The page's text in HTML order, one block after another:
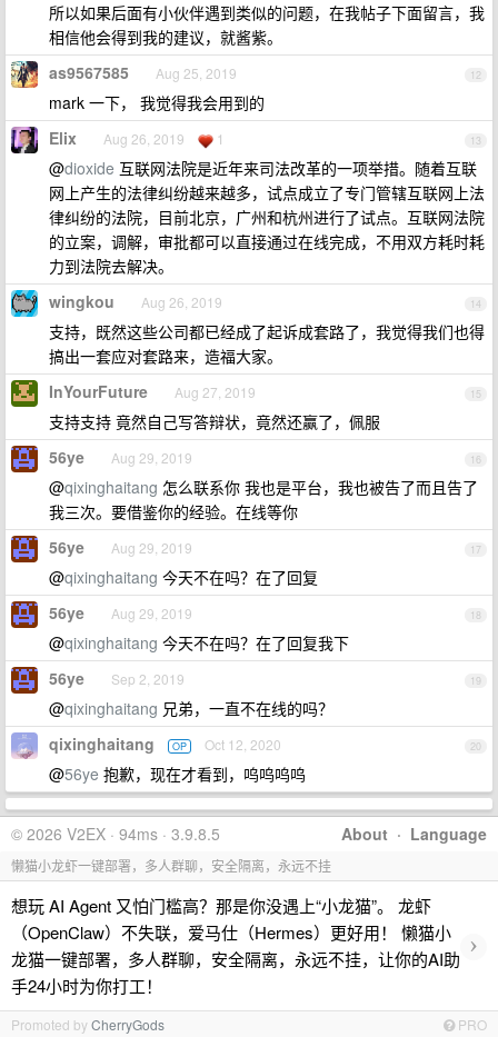
所以如果后面有小伙伴遇到类似的问题，在我帖子下面留言，我
相信他会得到我的建议，就酱紫。
12
as9567585 Aug 25, 2019
mark 一下， 我觉得我会用到的
13
Elix Aug 26, 2019 1
@dioxide 互联网法院是近年来司法改革的一项举措。随着互联
网上产生的法律纠纷越来越多，试点成立了专门管辖互联网上法
律纠纷的法院，目前北京，广州和杭州进行了试点。互联网法院
的立案，调解，审批都可以直接通过在线完成，不用双方耗时耗
力到法院去解决。
14
wingkou Aug 26, 2019
支持，既然这些公司都已经成了起诉成套路了，我觉得我们也得
搞出一套应对套路来，造福大家。
15
InYourFuture Aug 27, 2019
支持支持 竟然自己写答辩状，竟然还赢了，佩服
16
56ye Aug 29, 2019
@qixinghaitang 怎么联系你 我也是平台，我也被告了而且告了
我三次。要借鉴你的经验。在线等你
17
56ye Aug 29, 2019
@qixinghaitang 今天不在吗？在了回复
18
56ye Aug 29, 2019
@qixinghaitang 今天不在吗？在了回复我下
19
56ye Sep 2, 2019
@qixinghaitang 兄弟，一直不在线的吗？
20
qixinghaitang OP Oct 12, 2020
@56ye 抱歉，现在才看到，呜呜呜呜
About · Language
© 2026 V2EX · 94ms · 3.9.8.5
懒猫小龙虾一键部署，多人群聊，安全隔离，永远不挂
想玩 AI Agent 又怕门槛高？那是你没遇上“小龙猫”。 龙虾
（OpenClaw）不失联，爱马仕（Hermes）更好用！ 懒猫小
龙猫一键部署，多人群聊，安全隔离，永远不挂，让你的AI助
手24小时为你打工！
›
Promoted byCherryGods PRO